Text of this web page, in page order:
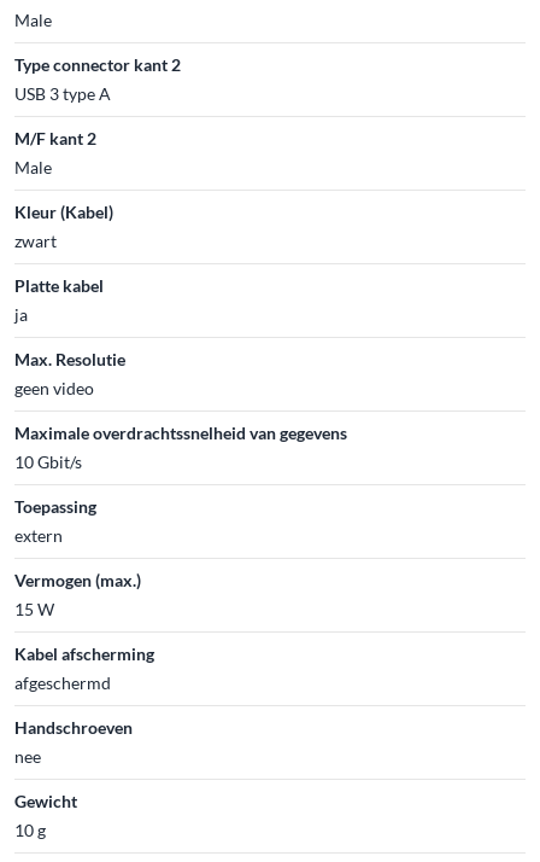
Male
Type connector kant 2
USB 3 type A
M/F kant 2
Male
Kleur (Kabel)
zwart
Platte kabel
ja
Max. Resolutie
geen video
Maximale overdrachtssnelheid van gegevens
10 Gbit/s
Toepassing
extern
Vermogen (max.)
15 W
Kabel afscherming
afgeschermd
Handschroeven
nee
Gewicht
10 g